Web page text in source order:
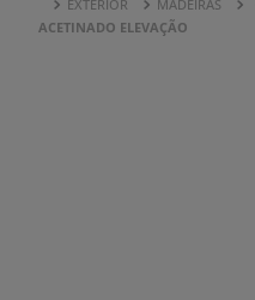
EXTERIOR MADEIRAS
ACETINADO ELEVAÇÃO